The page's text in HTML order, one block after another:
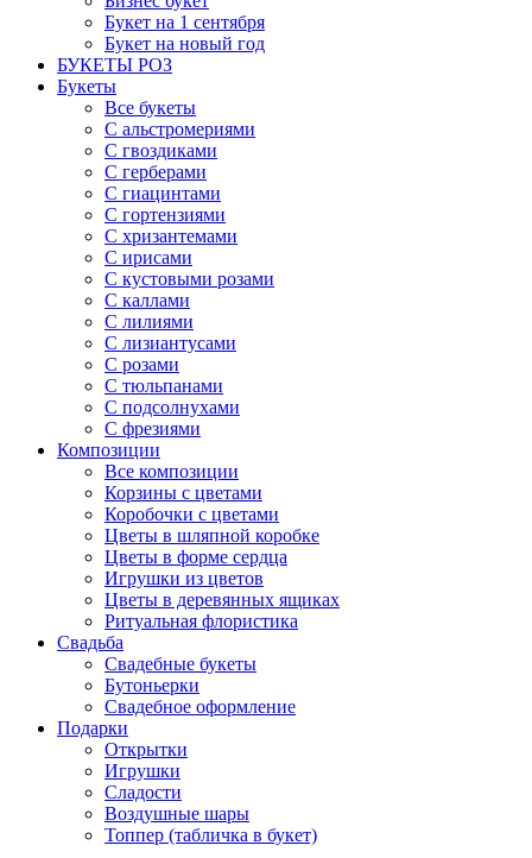
Букет на 1 сентября
Букет на новый год
БУКЕТЫ РОЗ
Букеты
Все букеты
С альстромериями
С гвоздиками
С герберами
С гиацинтами
С гортензиями
С хризантемами
С ирисами
С кустовыми розами
С каллами
С лилиями
С лизиантусами
С розами
С тюльпанами
С подсолнухами
С фрезиями
Композиции
Все композиции
Корзины с цветами
Коробочки с цветами
Цветы в шляпной коробке
Цветы в форме сердца
Игрушки из цветов
Цветы в деревянных ящиках
Ритуальная флористика
Свадьба
Свадебные букеты
Бутоньерки
Свадебное оформление
Подарки
Открытки
Игрушки
Сладости
Воздушные шары
Топпер (табличка в букет)